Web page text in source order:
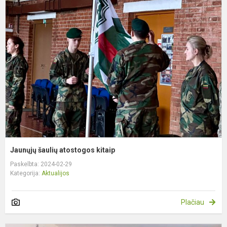
Jaunųjų šaulių atostogos kitaip
Paskelbta: 2024-02-29
Kategorija: Aktualijos
Plačiau